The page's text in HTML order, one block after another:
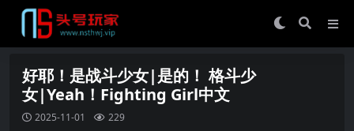
好耶！是战斗少女|是的！ 格斗少
女|Yeah！Fighting Girl中文
2025-11-01 229